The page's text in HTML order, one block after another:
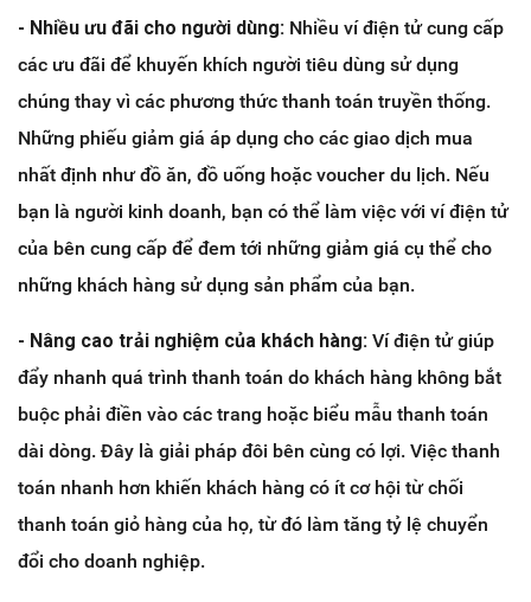
- Nhiều ưu đãi cho người dùng: Nhiều ví điện tử cung cấp
các ưu đãi để khuyến khích người tiêu dùng sử dụng
chúng thay vì các phương thức thanh toán truyền thống.
Những phiếu giảm giá áp dụng cho các giao dịch mua
nhất định như đồ ăn, đồ uống hoặc voucher du lịch. Nếu
bạn là người kinh doanh, bạn có thể làm việc với ví điện tử
của bên cung cấp để đem tới những giảm giá cụ thể cho
những khách hàng sử dụng sản phẩm của bạn.
- Nâng cao trải nghiệm của khách hàng: Ví điện tử giúp
đẩy nhanh quá trình thanh toán do khách hàng không bắt
buộc phải điền vào các trang hoặc biểu mẫu thanh toán
dài dòng. Đây là giải pháp đôi bên cùng có lợi. Việc thanh
toán nhanh hơn khiến khách hàng có ít cơ hội từ chối
thanh toán giỏ hàng của họ, từ đó làm tăng tỷ lệ chuyển
đổi cho doanh nghiệp.